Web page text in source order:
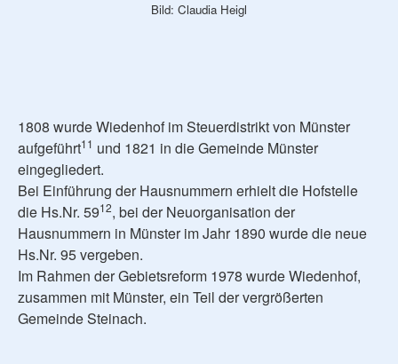
Bild: Claudia Heigl
1808 wurde Wiedenhof im Steuerdistrikt von Münster
aufgeführt11 und 1821 in die Gemeinde Münster
eingegliedert.
Bei Einführung der Hausnummern erhielt die Hofstelle
die Hs.Nr. 5912, bei der Neuorganisation der
Hausnummern in Münster im Jahr 1890 wurde die neue
Hs.Nr. 95 vergeben.
Im Rahmen der Gebietsreform 1978 wurde Wiedenhof,
zusammen mit Münster, ein Teil der vergrößerten
Gemeinde Steinach.